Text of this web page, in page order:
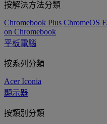
按解決方法分類
Chromebook Plus ChromeOS
on Chromebook
平板電腦
按系列分類
Acer Iconia
顯示器
按類別分類